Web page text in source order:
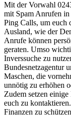
Mit der Vorwahl
mit Spam Anrufen
Ping Calls, um euch
Ausland, wie der
Anrufe können
geraten. Umso
Inverssuche zu
Bundesnetzagentur
Maschen, die
unnötig zu erhöhen
Zudem setzen
euch zu
Finanzen zu